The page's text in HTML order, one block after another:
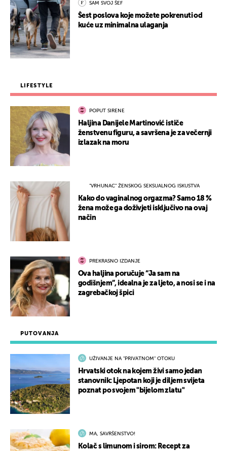
PUTOVANJA
UŽIVANJE NA "PRIVATNOM" OTOKU
Hrvatski otok na kojem živi samo jedan
stanovnik: Ljepotan koji je diljem svijeta
poznat po svojem "bijelom zlatu"
MA, SAVRŠENSTVO!
Kolač s limunom i sirom: Recept za
SAM SVOJ ŠEF
Šest poslova koje možete pokrenuti od
kuće uz minimalna ulaganja
LIFESTYLE
POPUT SIRENE
Haljina Danijele Martinović ističe
ženstvenu figuru, a savršena je za večernji
izlazak na moru
"VRHUNAC" ŽENSKOG SEKSUALNOG ISKUSTVA
Kako do vaginalnog orgazma? Samo 18 %
žena može ga doživjeti isključivo na ovaj
način
PREKRASNO IZDANJE
Ova haljina poručuje “Ja sam na
godišnjem”, idealna je za ljeto, a nosi se i na
zagrebačkoj špici